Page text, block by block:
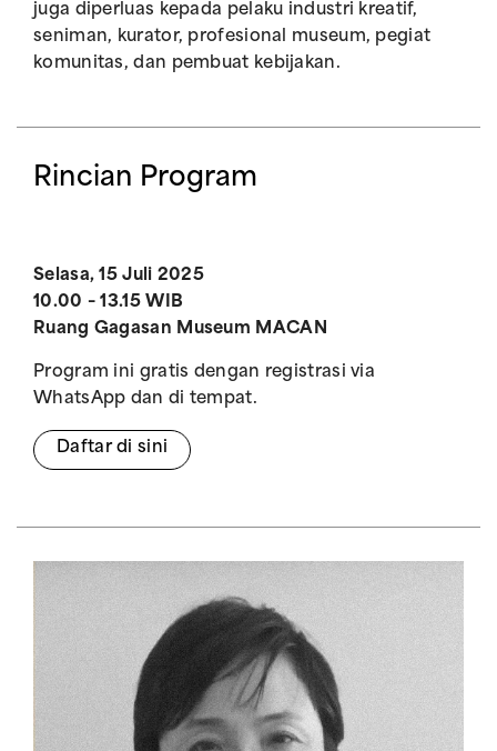
juga diperluas kepada pelaku industri kreatif,
seniman, kurator, profesional museum, pegiat
komunitas, dan pembuat kebijakan.
Rincian Program
Selasa, 15 Juli 2025
10.00 – 13.15 WIB
Ruang Gagasan Museum MACAN
Program ini gratis dengan registrasi via
WhatsApp dan di tempat.
Daftar di sini